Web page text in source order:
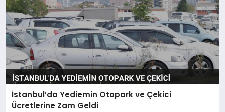
İstanbul’da Yediemin Otopark ve Çekici
Ücretlerine Zam Geldi